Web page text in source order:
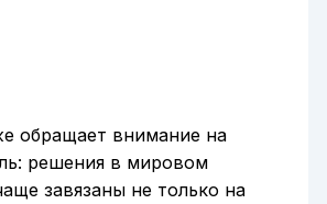
обращает внимание на
решения в мировом
завязаны не только на